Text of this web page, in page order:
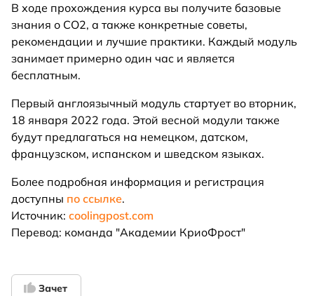
В ходе прохождения курса вы получите базовые
знания о CO2, а также конкретные советы,
рекомендации и лучшие практики. Каждый модуль
занимает примерно один час и является
бесплатным.
Первый англоязычный модуль стартует во вторник,
18 января 2022 года. Этой весной модули также
будут предлагаться на немецком, датском,
французском, испанском и шведском языках.
Более подробная информация и регистрация
доступны по ссылке.
Источник: coolingpost.com
Перевод: команда "Академии КриоФрост"
Зачет